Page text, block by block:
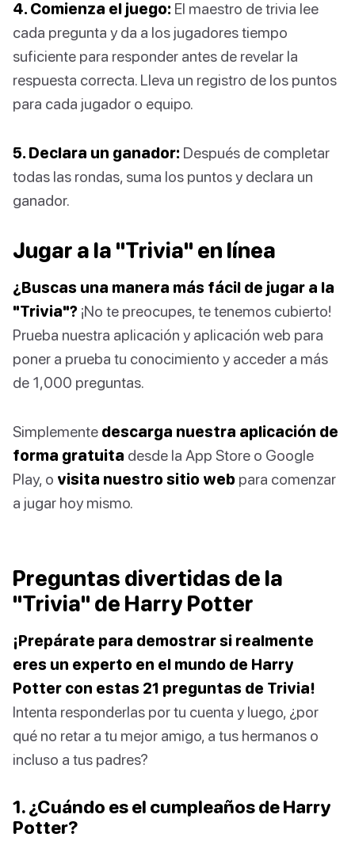
4. Comienza el juego: El maestro de trivia lee
cada pregunta y da a los jugadores tiempo
suficiente para responder antes de revelar la
respuesta correcta. Lleva un registro de los puntos
para cada jugador o equipo.
5. Declara un ganador: Después de completar
todas las rondas, suma los puntos y declara un
ganador.
Jugar a la "Trivia" en línea
¿Buscas una manera más fácil de jugar a la
"Trivia"? ¡No te preocupes, te tenemos cubierto!
Prueba nuestra aplicación y aplicación web para
poner a prueba tu conocimiento y acceder a más
de 1,000 preguntas.
Simplemente descarga nuestra aplicación de
forma gratuita desde la App Store o Google
Play, o visita nuestro sitio web para comenzar
a jugar hoy mismo.
Preguntas divertidas de la
"Trivia" de Harry Potter
¡Prepárate para demostrar si realmente
eres un experto en el mundo de Harry
Potter con estas 21 preguntas de Trivia!
Intenta responderlas por tu cuenta y luego, ¿por
qué no retar a tu mejor amigo, a tus hermanos o
incluso a tus padres?
1. ¿Cuándo es el cumpleaños de Harry
Potter?